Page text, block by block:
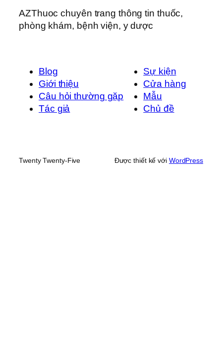
AZThuoc chuyên trang thông tin thuốc,
phòng khám, bệnh viện, y dược
Blog
Giới thiệu
Câu hỏi thường gặp
Tác giả
Sự kiện
Cửa hàng
Mẫu
Chủ đề
Twenty Twenty-Five Được thiết kế với WordPress